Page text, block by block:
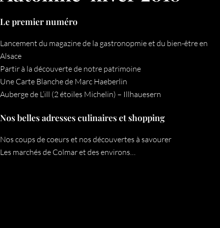
Le premier numéro
Lancement du magazine de la gastronopmie et du bien-être en
Alsace
Partir à la découverte de notre patrimoine
Une Carte Blanche de Marc Haeberlin
Auberge de L’ill (2 étoiles Michelin) – Illhauesern
Nos belles adresses culinaires et shopping
Nos coups de coeurs et nos découvertes à savourer
Les marchés de Colmar et des environs…